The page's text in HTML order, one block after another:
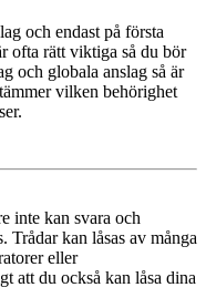
och endast på första
ofta rätt viktiga så du bör
och globala anslag så är
vilken behörighet
inte kan svara och
Trådar kan låsas av många
eller
att du också kan låsa dina